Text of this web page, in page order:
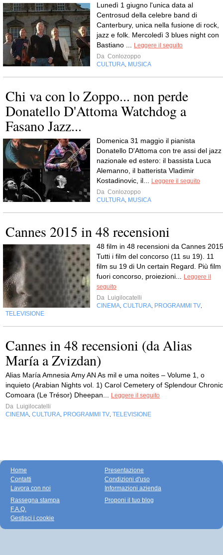
Lunedì 1 giugno l'unica data al
Centrosud della celebre band di
Canterbury, unica nella fusione di rock,
jazz e folk. Mercoledì 3 blues night con
Bastiano ...
Leggere il seguito
Da Conlozoppo
CULTURA MUSICA
Chi va con lo Zoppo... non perde
Donatello D'Attoma Watchdog a
Fasano Jazz...
Domenica 31 maggio il pianista
Donatello D'Attoma con tre assi del jazz
nazionale ed estero: il bassista Luca
Alemanno, il batterista Vladimir
Kostadinovic, il...
Leggere il seguito
Da Conlozoppo
CULTURA MUSICA
Cannes 2015 in 48 recensioni
48 film in 48 recensioni da Cannes
Tutti i film del concorso (11 su 19). 11
film su 19 di Un certain Regard. Più film
fuori concorso, proiezioni...
Leggere il
seguito
Da Luigilocatelli
CINEMA CULTURA PROGRAMMI TV
TELEVISIONE
Cannes in 48 recensioni (da Alias
María a Zvizdan)
Alias María Amnesia Amy AN As mil e uma noites – Volume 1, o
inquieto (Arabian Nights vol. 1) Carol Cemetery of Splendour Chronic
Comoara (Le Trésor) Dheepan...
Leggere il seguito
Da Luigilocatelli
CINEMA CULTURA PROGRAMMI TV TELEVISIONE
Home
Contatti
Lavora con noi
Presentazione
Condizioni d'uso
Informazioni azienda
Rassegna stampa
F.A.Q.
Gestisci i cookie
Proponi il tuo blog